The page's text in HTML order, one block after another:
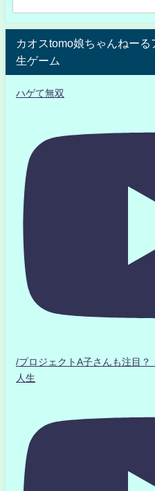
カオスtomo娘ちゃんねー
生ゲーム
ハゲて無双
/プロジェクトA子さんも注目
人生